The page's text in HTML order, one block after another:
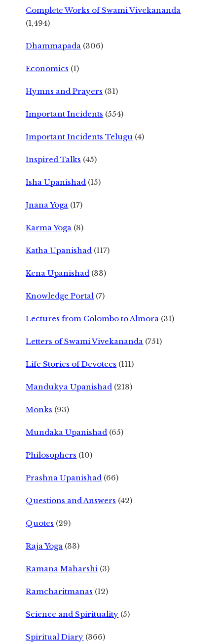
Complete Works of Swami Vivekananda
(1,494)
Dhammapada (306)
Economics (1)
Hymns and Prayers (31)
Important Incidents (554)
Important Incidents Telugu (4)
Inspired Talks (45)
Isha Upanishad (15)
Jnana Yoga (17)
Karma Yoga (8)
Katha Upanishad (117)
Kena Upanishad (33)
Knowledge Portal (7)
Lectures from Colombo to Almora (31)
Letters of Swami Vivekananda (751)
Life Stories of Devotees (111)
Mandukya Upanishad (218)
Monks (93)
Mundaka Upanishad (65)
Philosophers (10)
Prashna Upanishad (66)
Questions and Answers (42)
Quotes (29)
Raja Yoga (33)
Ramana Maharshi (3)
Ramcharitmanas (12)
Science and Spirituality (5)
Spiritual Diary (366)